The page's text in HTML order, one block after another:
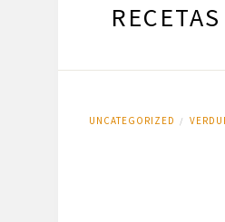
UNCATEGORIZED /